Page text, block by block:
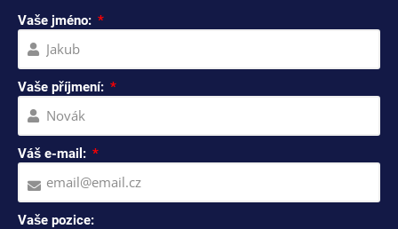
Vaše jméno:
Vaše příjmení:
Váš e-mail:
Vaše pozice: